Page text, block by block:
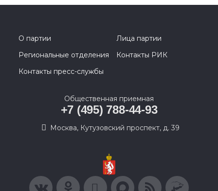
О партии
Лица партии
Региональные отделения
Контакты РИК
Контакты пресс-службы
Общественная приемная
+7 (495) 788-44-93
Москва, Кутузовский проспект, д. 39